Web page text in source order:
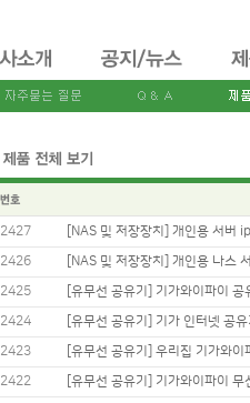
2427 [NAS 및 저장장치] 개인용 서버
2426 [NAS 및 저장장치] 개인용 나스
2425 [유무선 공유기] 기가와이파이
2424 [유무선 공유기] 기가 인터넷 공
2423 [유무선 공유기] 우리집 기가와
2422 [유무선 공유기] 기가와이파이